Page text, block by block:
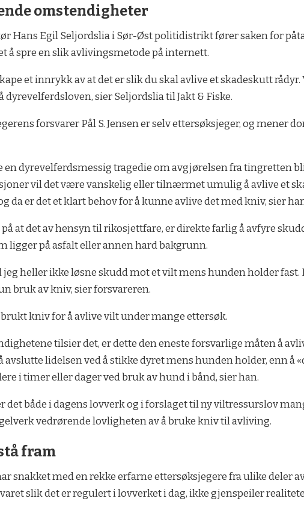
omstendigheter
Hans Egil Seljordslia i Sør-Øst politidistrikt fører saken for
å spre en slik avlivingsmetode på internett.
et innrykk av at det er slik du skal avlive et skadeskutt
dyrevelferdsloven, sier Seljordslia til Jakt & Fiske.
forsvarer Pål S. Jensen er selv ettersøksjeger, og mener
en dyrevelferdsmessig tragedie om avgjørelsen fra tingretten
vil det være vanskelig eller tilnærmet umulig å avlive et
da er det et klart behov for å kunne avlive det med kniv, sier
på at det av hensyn til rikosjettfare, er direkte farlig å avfyre
ligger på asfalt eller annen hard bakgrunn.
heller ikke løsne skudd mot et vilt mens hunden holder fast.
bruk av kniv, sier forsvareren.
kniv for å avlive vilt under mange ettersøk.
tilsier det, er dette den eneste forsvarlige måten å
avslutte lidelsen ved å stikke dyret mens hunden holder, enn å
i timer eller dager ved bruk av hund i bånd, sier han.
det både i dagens lovverk og i forslaget til ny viltressurslov
vedrørende lovligheten av å bruke kniv til avliving.
fram
snakket med en rekke erfarne ettersøksjegere fra ulike
slik det er regulert i lovverket i dag, ikke gjenspeiler